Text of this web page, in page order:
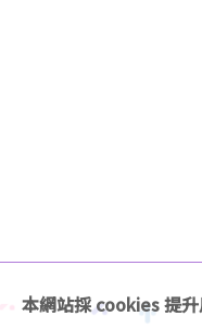
本網站採 cookies 提